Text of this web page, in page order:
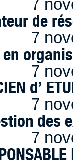
7
de
7
7
d’
7
des
7